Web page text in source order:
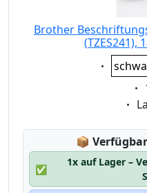
Brother
(TZES241),
📦
✅
1x auf Lager –